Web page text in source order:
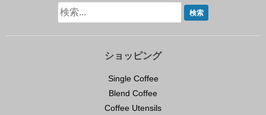
ショッピング
Single Coffee
Blend Coffee
Coffee Utensils